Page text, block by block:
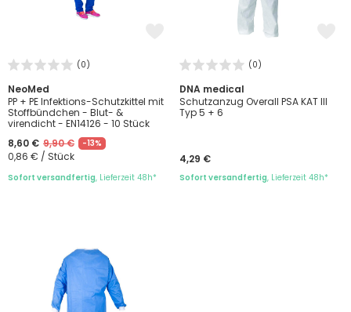
(0)
NeoMed
PP + PE Infektions-Schutzkittel mit
Stoffbündchen - Blut- &
virendicht - EN14126 - 10 Stück
8,60 € 9,90 € -13%
0,86 € / Stück
Sofort versandfertig, Lieferzeit 48h*
(0)
DNA medical
Schutzanzug Overall PSA KAT III
Typ 5 + 6
4,29 €
Sofort versandfertig, Lieferzeit 48h*